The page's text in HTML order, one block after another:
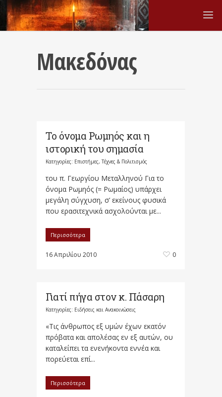
Μακεδόνας
Το όνομα Ρωμηός και η
ιστορική του σημασία
Κατηγορίες: Επιστήμες, Τέχνες & Πολιτισμός
του π. Γεωργίου Μεταλληνού Για το
όνομα Ρωμηός (= Ρωμαίος) υπάρχει
μεγάλη σύγχυση, σ’ εκείνους φυσικά
που ερασιτεχνικά ασχολούνται με...
Περισσότερα
16 Απριλίου 2010 0
Γιατί πήγα στον κ. Πάσαρη
Κατηγορίες: Ειδήσεις και Ανακοινώσεις
«Τις άνθρωπος εξ υμών έχων εκατόν
πρόβατα και απολέσας εν εξ αυτών, ου
καταλείπει τα ενενήκοντα εννέα και
πορεύεται επί...
Περισσότερα